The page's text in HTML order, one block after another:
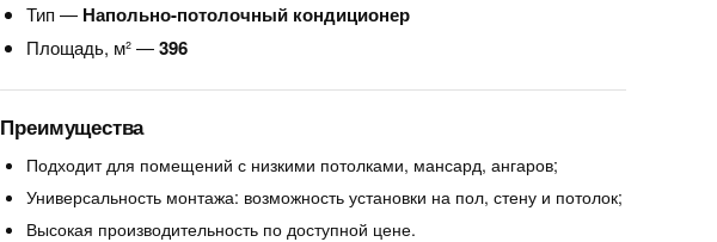
Тип — Напольно-потолочный кондиционер
Площадь, м² —396
Преимущества
Подходит для помещений с низкими потолками, мансард, ангаров;
Универсальность монтажа: возможность установки на пол, стену и потолок;
Высокая производительность по доступной цене.